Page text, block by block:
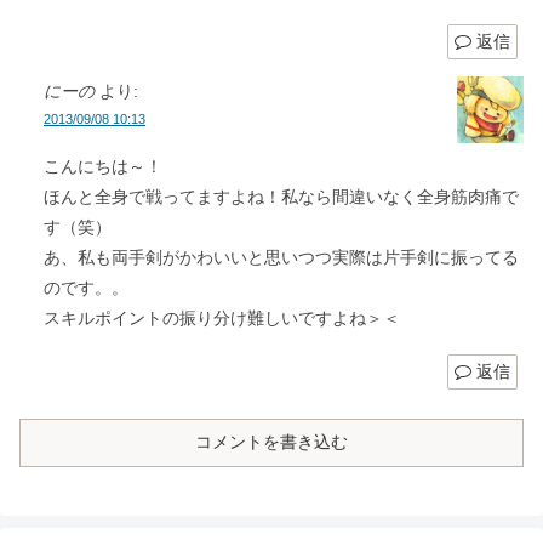
返信
にーの より:
2013/09/08 10:13
こんにちは～！
ほんと全身で戦ってますよね！私なら間違いなく全身筋肉痛で
す（笑）
あ、私も両手剣がかわいいと思いつつ実際は片手剣に振ってる
のです。。
スキルポイントの振り分け難しいですよね＞＜
返信
コメントを書き込む